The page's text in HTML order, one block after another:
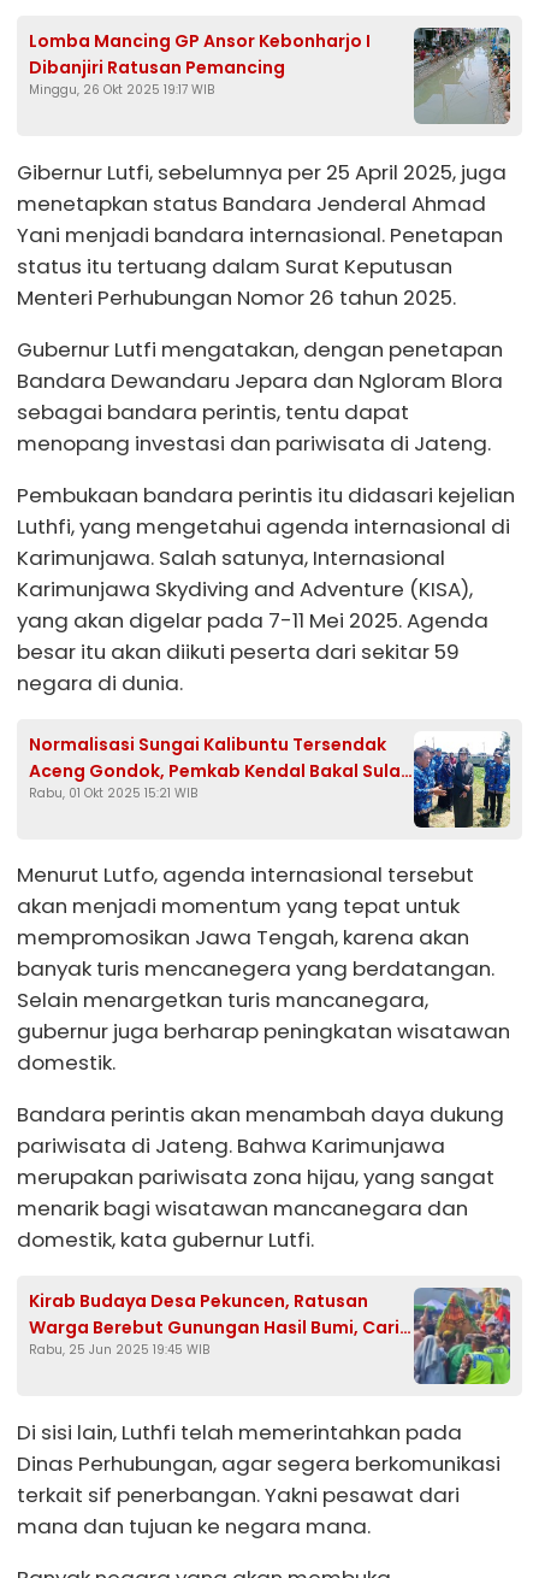
Lomba Mancing GP Ansor Kebonharjo I
Dibanjiri Ratusan Pemancing
Minggu, 26 Okt 2025 19:17 WIB
Gibernur Lutfi, sebelumnya per 25 April 2025, juga
menetapkan status Bandara Jenderal Ahmad
Yani menjadi bandara internasional. Penetapan
status itu tertuang dalam Surat Keputusan
Menteri Perhubungan Nomor 26 tahun 2025.
Gubernur Lutfi mengatakan, dengan penetapan
Bandara Dewandaru Jepara dan Ngloram Blora
sebagai bandara perintis, tentu dapat
menopang investasi dan pariwisata di Jateng.
Pembukaan bandara perintis itu didasari kejelian
Luthfi, yang mengetahui agenda internasional di
Karimunjawa. Salah satunya, Internasional
Karimunjawa Skydiving and Adventure (KISA),
yang akan digelar pada 7-11 Mei 2025. Agenda
besar itu akan diikuti peserta dari sekitar 59
negara di dunia.
Normalisasi Sungai Kalibuntu Tersendak
Aceng Gondok, Pemkab Kendal Bakal Sulap
Jadi Obyek Wisata
Rabu, 01 Okt 2025 15:21 WIB
Menurut Lutfo, agenda internasional tersebut
akan menjadi momentum yang tepat untuk
mempromosikan Jawa Tengah, karena akan
banyak turis mencanegera yang berdatangan.
Selain menargetkan turis mancanegara,
gubernur juga berharap peningkatan wisatawan
domestik.
Bandara perintis akan menambah daya dukung
pariwisata di Jateng. Bahwa Karimunjawa
merupakan pariwisata zona hijau, yang sangat
menarik bagi wisatawan mancanegara dan
domestik, kata gubernur Lutfi.
Kirab Budaya Desa Pekuncen, Ratusan
Warga Berebut Gunungan Hasil Bumi, Cari
Keberkahan
Rabu, 25 Jun 2025 19:45 WIB
Di sisi lain, Luthfi telah memerintahkan pada
Dinas Perhubungan, agar segera berkomunikasi
terkait sif penerbangan. Yakni pesawat dari
mana dan tujuan ke negara mana.